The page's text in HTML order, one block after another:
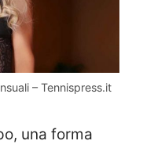
– Tennispress.it
una forma